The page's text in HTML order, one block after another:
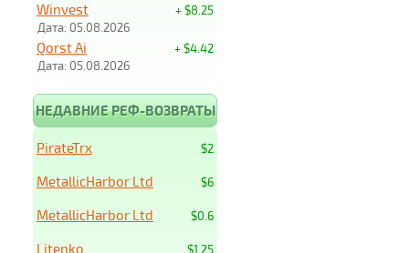
+ $8.25
Winvest
Дата: 05.08.2026
+ $4.42
Qorst Ai
Дата: 05.08.2026
НЕДАВНИЕ РЕФ-ВОЗВРАТЫ
$2
PirateTrx
$6
MetallicHarbor Ltd
$0.6
MetallicHarbor Ltd
$1.25
Litenko